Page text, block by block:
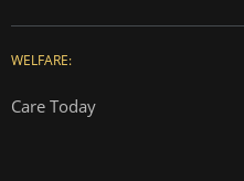
WELFARE:
Care Today